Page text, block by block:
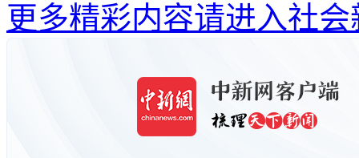
更多精彩内容请进入社会